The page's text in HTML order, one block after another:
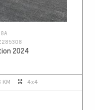
2024
KM 4x4